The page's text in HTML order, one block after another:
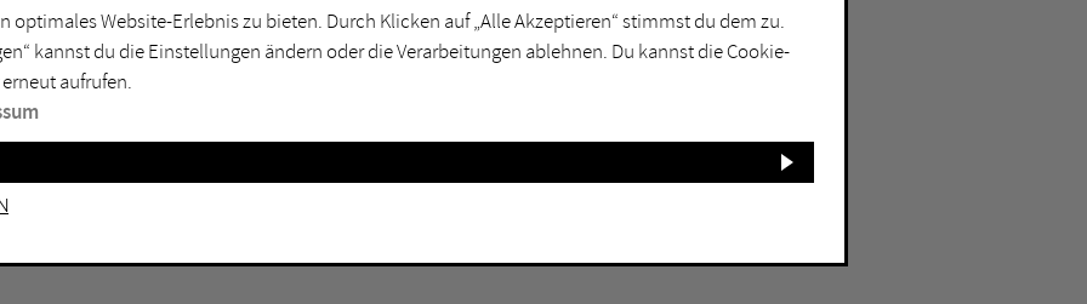
Mülheim an der Ruhr
Oberhausen
Unna
Witten
optimales Website-Erlebnis zu bieten. Durch Klicken auf „Alle Akzeptieren“ stimmst du dem zu.
kannst du die Einstellungen ändern oder die Verarbeitungen ablehnen. Du kannst die Cookie-
aufrufen.